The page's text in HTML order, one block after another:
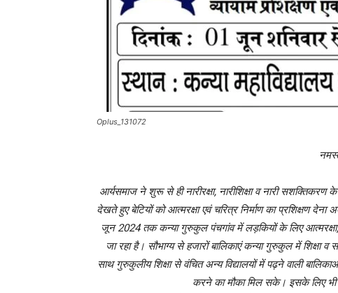
Oplus_131072
आर्यसमाज ने शुरू से ही नारीरक्षा, नारीशिक्षा व नारी
देखते हुए बेटियों को आत्मरक्षा एवं चरित्र निर्माण का प्रशिक्षण
जून 2024 तक कन्या गुरुकुल पंचगांव में लड़कियों के लिए आत्मरक्षा,
जा रहा है। सौभाग्य से हजारों बालिकाएं कन्या गुरुकुल में
साथ गुरुकुलीय शिक्षा से वंचित अन्य विद्यालयों में पढ़ने वाली
करने का मौका मिल सके। इसके लिए भी